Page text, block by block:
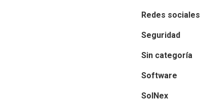
Redes sociales
Seguridad
Sin categoría
Software
SolNex